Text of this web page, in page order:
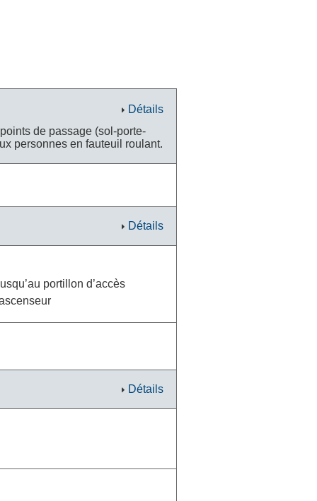
Détails
de passage (sol-porte-
personnes en fauteuil roulant.
Détails
portillon d’accès
Détails